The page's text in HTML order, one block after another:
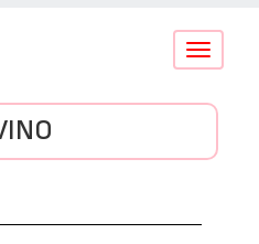
Conmutar